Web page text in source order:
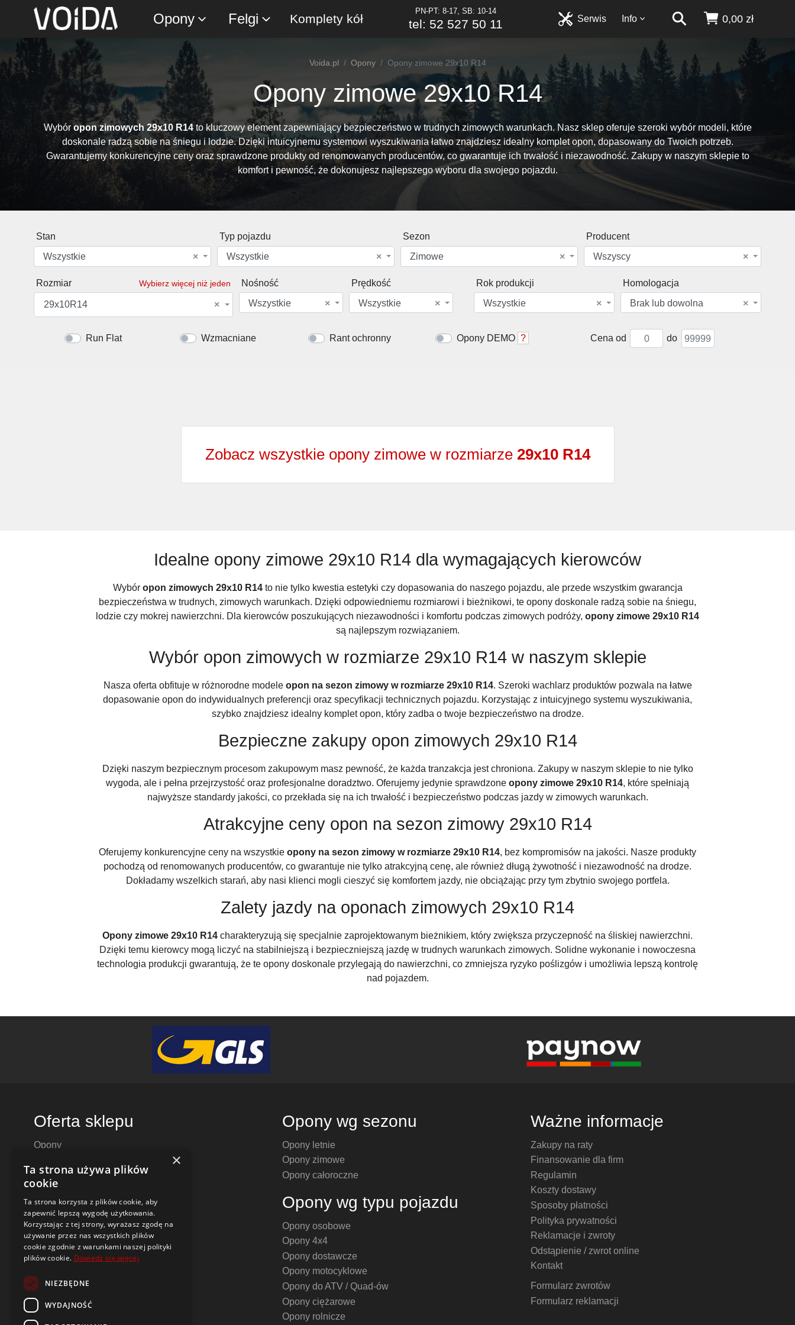
Opony Felgi Komplety kół
PN-PT: 8-17, SB: 10-14
tel: 52 527 50 11 0,00 zł
Info
Serwis
Voida.pl Opony Opony zimowe 29x10 R14
Opony zimowe 29x10 R14
Wybóropon zimowych 29x10 R14to kluczowy element zapewniający bezpieczeństwo w trudnych zimowych warunkach. Nasz sklep oferuje szeroki wybór modeli, które
doskonale radzą sobie na śniegu i lodzie. Dzięki intuicyjnemu systemowi wyszukiwania łatwo znajdziesz idealny komplet opon, dopasowany do Twoich potrzeb.
Gwarantujemy konkurencyjne ceny oraz sprawdzone produkty od renomowanych producentów, co gwarantuje ich trwałość i niezawodność. Zakupy w naszym sklepie to
komfort i pewność, że dokonujesz najlepszego wyboru dla swojego pojazdu.
Stan
×
Wszystkie
Typ pojazdu
×
Wszystkie
Sezon
×
Zimowe
Producent
×
Wszyscy
Rozmiar Wybierz więcej niż jeden
×
29x10R14
Nośność
×
Wszystkie
Prędkość
×
Wszystkie
Rok produkcji
×
Wszystkie
Homologacja
×
Brak lub dowolna
Run Flat Wzmacniane Rant ochronny Opony DEMO ? Cena od do
Zobacz wszystkie opony zimowe w rozmiarze 29x10 R14
Idealne opony zimowe 29x10 R14 dla wymagających kierowców
Wybór opon zimowych 29x10 R14to nie tylko kwestia estetyki czy dopasowania do naszego pojazdu, ale przede wszystkim gwarancja
bezpieczeństwa w trudnych, zimowych warunkach. Dzięki odpowiedniemu rozmiarowi i bieżnikowi, te opony doskonale radzą sobie na śniegu,
lodzie czy mokrej nawierzchni. Dla kierowców poszukujących niezawodności i komfortu podczas zimowych podróży, opony zimowe 29x10 R14
są najlepszym rozwiązaniem.
Wybór opon zimowych w rozmiarze 29x10 R14 w naszym sklepie
Nasza oferta obfituje w różnorodne modele opon na sezon zimowy w rozmiarze 29x10 R14. Szeroki wachlarz produktów pozwala na łatwe
dopasowanie opon do indywidualnych preferencji oraz specyfikacji technicznych pojazdu. Korzystając z intuicyjnego systemu wyszukiwania,
szybko znajdziesz idealny komplet opon, który zadba o twoje bezpieczeństwo na drodze.
Bezpieczne zakupy opon zimowych 29x10 R14
Dzięki naszym bezpiecznym procesom zakupowym masz pewność, że każda tranzakcja jest chroniona. Zakupy w naszym sklepie to nie tylko
wygoda, ale i pełna przejrzystość oraz profesjonalne doradztwo. Oferujemy jedynie sprawdzone opony zimowe 29x10 R14, które spełniają
najwyższe standardy jakości, co przekłada się na ich trwałość i bezpieczeństwo podczas jazdy w zimowych warunkach.
Atrakcyjne ceny opon na sezon zimowy 29x10 R14
Oferujemy konkurencyjne ceny na wszystkie opony na sezon zimowy w rozmiarze 29x10 R14, bez kompromisów na jakości. Nasze produkty
pochodzą od renomowanych producentów, co gwarantuje nie tylko atrakcyjną cenę, ale również długą żywotność i niezawodność na drodze.
Dokładamy wszelkich starań, aby nasi klienci mogli cieszyć się komfortem jazdy, nie obciążając przy tym zbytnio swojego portfela.
Zalety jazdy na oponach zimowych 29x10 R14
Opony zimowe 29x10 R14 charakteryzują się specjalnie zaprojektowanym bieżnikiem, który zwiększa przyczepność na śliskiej nawierzchni.
Dzięki temu kierowcy mogą liczyć na stabilniejszą i bezpieczniejszą jazdę w trudnych warunkach zimowych. Solidne wykonanie i nowoczesna
technologia produkcji gwarantują, że te opony doskonale przylegają do nawierzchni, co zmniejsza ryzyko poślizgów i umożliwia lepszą kontrolę
nad pojazdem.
Oferta sklepu
Opony
Felgi stalowe
Alufelgi
Komplety kół
Dętki motocyklowe i do skuterów
Czujniki ciśnienia TPMS
Narzędzia i poradniki
Dobór opon i felg do samochodu
Oznaczenia opon
Opony wg sezonu
Opony letnie
Opony zimowe
Opony całoroczne
Opony wg typu pojazdu
Opony osobowe
Opony 4x4
Opony dostawcze
Opony motocyklowe
Opony do ATV / Quad-ów
Opony ciężarowe
Opony rolnicze
Ważne informacje
Zakupy na raty
Finansowanie dla firm
Regulamin
Koszty dostawy
Sposoby płatności
Polityka prywatności
Reklamacje i zwroty
Odstąpienie / zwrot online
Kontakt
Formularz zwrotów
Formularz reklamacji
×
Ta strona używa plików
cookie
Ta strona korzysta z plików cookie, aby
zapewnić lepszą wygodę użytkowania.
Korzystając z tej strony, wyrażasz zgodę na
używanie przez nas wszystkich plików
cookie zgodnie z warunkami naszej polityki
plików cookie. Dowiedz się więcej
NIEZBĘDNE
WYDAJNOŚĆ